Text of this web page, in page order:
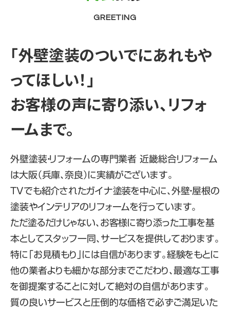
GREETING
「外壁塗装のついでにあれもや
ってほしい！」
お客様の声に寄り添い、リフォ
ームまで。
外壁塗装・リフォームの専門業者 近畿総合リフォーム
は大阪（兵庫、奈良）に実績がございます。
TVでも紹介されたガイナ塗装を中心に、外壁・屋根の
塗装やインテリアのリフォームを行っています。
ただ塗るだけじゃない、お客様に寄り添った工事を基
本としてスタッフ一同、サービスを提供しております。
特に「お見積もり」には自信があります。経験をもとに
他の業者よりも細かな部分までこだわり、最適な工事
を御提案することに対して絶対の自信があります。
質の良いサービスと圧倒的な価格で必ずご満足いた